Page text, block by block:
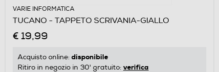
VARIE INFORMATICA
TUCANO - TAPPETO SCRIVANIA-GIALLO
€ 19,99
Acquisto online: disponibile
Ritiro in negozio in 30' gratuito: verifica